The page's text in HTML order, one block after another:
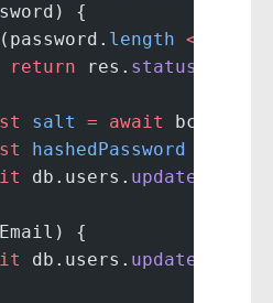
{
length <
return
res. status
salt = await bcrypt.
hashedPassword
db.users. update
{
db.users. update